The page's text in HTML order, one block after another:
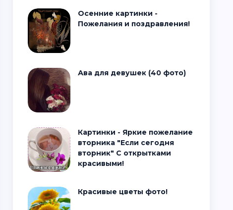
Осенние картинки -
Пожелания и поздравления!
Ава для девушек (40 фото)
Картинки - Яркие пожелание
вторника "Если сегодня
вторник" С открытками
красивыми!
Красивые цветы фото!